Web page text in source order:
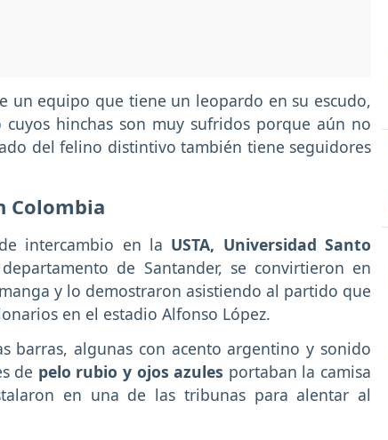
un equipo que tiene un leopardo en su escudo,
hinchas son muy sufridos porque aún no
del felino distintivo también tiene seguidores
Colombia
intercambio en la USTA, Universidad Santo
de Santander, se convirtieron en
y lo demostraron asistiendo al partido que
en el estadio Alfonso López.
barras, algunas con acento argentino y sonido
de pelo rubio y ojos azules portaban la camisa
en una de las tribunas para alentar al